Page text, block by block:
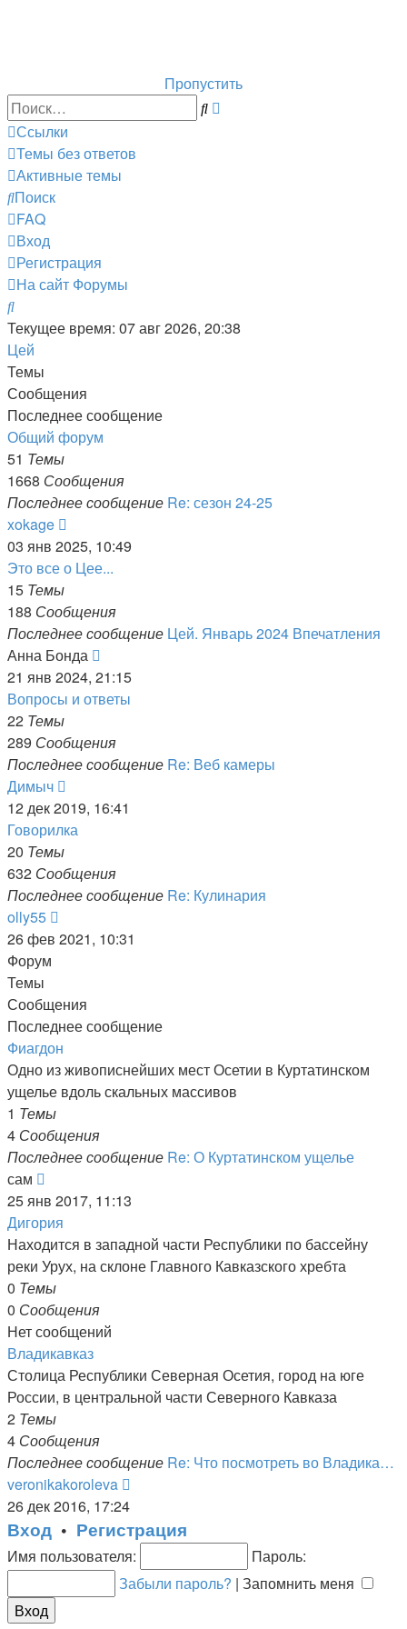
Пропустить
Поиск
Ссылки
Темы без ответов
Активные темы
Поиск
FAQ
Вход
Регистрация
На сайт Форумы
Поиск
Текущее время: 07 авг 2026, 20:38
Цей
Темы
Сообщения
Последнее сообщение
Общий форум
51 Темы
1668 Сообщения
Последнее сообщение Re: сезон 24-25
xokage
к
последнему
03 янв 2025, 10:49
Это все о Цее...
15 Темы
188 Сообщения
Последнее сообщение Цей. Январь 2024 Впечатления
Анна Бонда
к
последнему
21 янв 2024, 21:15
Вопросы и ответы
22 Темы
289 Сообщения
Последнее сообщение Re: Веб камеры
Димыч
к
последнему
12 дек 2019, 16:41
Говорилка
20 Темы
632 Сообщения
Последнее сообщение Re: Кулинария
olly55
к
26 фев 2021, 10:31
Форум
Темы
Сообщения
Последнее сообщение
Фиагдон
Одно из живописнейших мест Осетии в Куртатинском
ущелье вдоль скальных массивов
1 Темы
4 Сообщения
Последнее сообщение Re: О Куртатинском ущелье
сам
к
последнему
сообщению
25 янв 2017, 11:13
Дигория
Находится в западной части Республики по бассейну
реки Урух, на склоне Главного Кавказского хребта
0 Темы
0 Сообщения
Нет сообщений
Владикавказ
Столица Республики Северная Осетия, город на юге
России, в центральной части Северного Кавказа
2 Темы
4 Сообщения
Последнее сообщение Re: Что посмотреть во Владика…
veronikakoroleva
последнему
сообщению
26 дек 2016, 17:24
Вход • Регистрация
Имя пользователя:
Пароль:
Забыли пароль? | Запомнить меня